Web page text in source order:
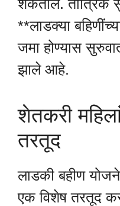
शकतील. तांत्रिक
**लाडक्या
जमा होण्यास
झाले आहे.
शेतकरी
तरतूद
लाडकी बहीण
एक विशेष तरतूद